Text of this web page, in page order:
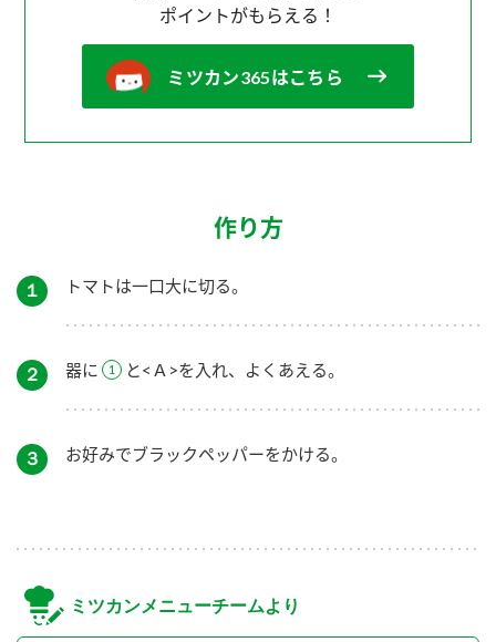
ポイントがもらえる！
ミツカン365はこちら
作り方
１ トマトは一口大に切る。
２ 器に と<Ａ>を入れ、よくあえる。
３ お好みでブラックペッパーをかける。
ミツカンメニューチームより